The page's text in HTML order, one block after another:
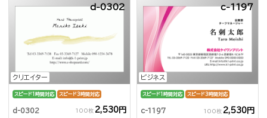
クリエイター
d-0302
スピード1時間対応 スピード3時間対応
d-0302 100枚 2,530円
ビジネス
c-1197
スピード1時間対応 スピード3時間対応
c-1197 100枚 2,530円